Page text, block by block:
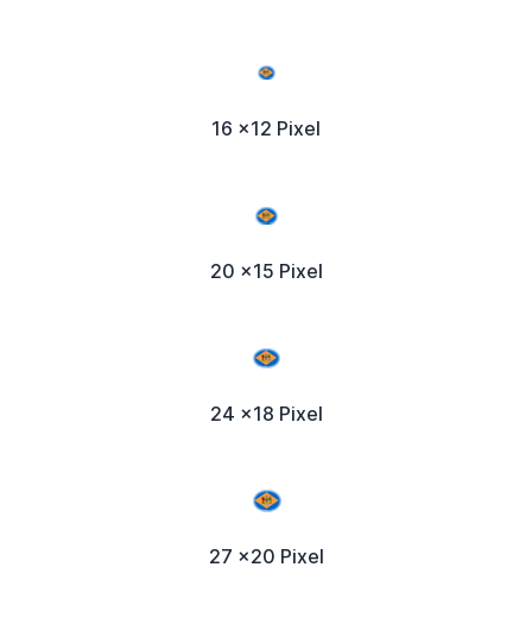
16 x12 Pixel
20 x15 Pixel
24 x18 Pixel
27 x20 Pixel